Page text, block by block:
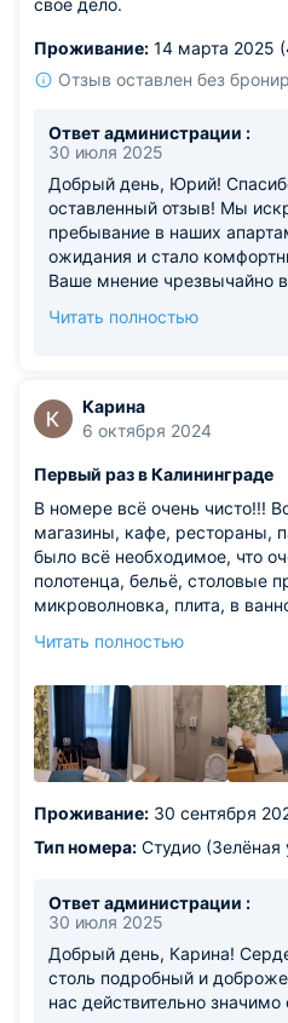
своё дело.
Проживание: 14 марта 2025
Отзыв оставлен без
Ответ администрации :
30 июля 2025
Добрый день, Юрий!
оставленный отзыв! Мы
пребывание в наших
ожидания и стало
Ваше мнение чрезвычайно
поддерживать высокий
пространство и
насладиться пребыванием
условия для каждого
доступные цены и
вас снова! С наилучшими
Апартаменты Pavlov!
Читать полностью
Карина
6 октября 2024
Первый раз в Калининграде
В номере всё очень чисто!!!
магазины, кафе, рестораны,
было всё необходимое, что
полотенца, бельё, столовые
микроволновка, плита, в
сушилка для обуви! Что
утюг, гладильная доска,
личной гигиены.
Из недостатков:
железная дорога, поезда
принципиально имейте
Читать полностью
Проживание: 30 сентября
Тип номера: Студио (Зелёная
Ответ администрации :
30 июля 2025
Добрый день, Карина!
столь подробный и
нас действительно